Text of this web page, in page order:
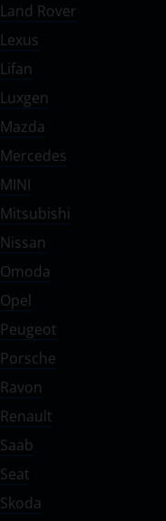
Land Rover
Lexus
Lifan
Luxgen
Mazda
Mercedes
MINI
Mitsubishi
Nissan
Omoda
Opel
Peugeot
Porsche
Ravon
Renault
Saab
Seat
Skoda